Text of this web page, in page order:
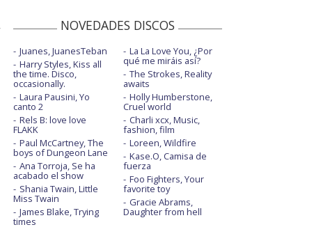
NOVEDADES DISCOS
Juanes, JuanesTeban
Harry Styles, Kiss all
the time. Disco,
occasionally.
Laura Pausini, Yo
canto 2
Rels B: love love
FLAKK
Paul McCartney, The
boys of Dungeon Lane
Ana Torroja, Se ha
acabado el show
Shania Twain, Little
Miss Twain
James Blake, Trying
times
La La Love You, ¿Por
qué me miráis así?
The Strokes, Reality
awaits
Holly Humberstone,
Cruel world
Charli xcx, Music,
fashion, film
Loreen, Wildfire
Kase.O, Camisa de
fuerza
Foo Fighters, Your
favorite toy
Gracie Abrams,
Daughter from hell